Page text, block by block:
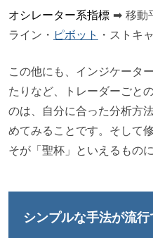
オシレーター系指標➡ 移動
ライン・ ピボット ・ストキ
この他にも、インジケータ
たりなど、トレーダーごと
のは、自分に合った分析方
めてみることです。そして
そが「聖杯」といえるもの
シンプルな手法が流